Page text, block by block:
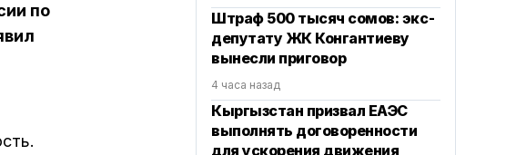
по
Штраф 500 тысяч сомов: экс-
депутату ЖК Конгантиеву
вынесли приговор
4 часа назад
Кыргызстан призвал ЕАЭС
выполнять договоренности
для ускорения движения